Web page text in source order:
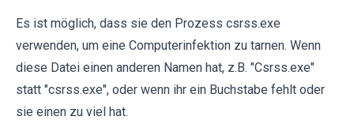
Es ist möglich, dass sie den Prozess csrss.exe
verwenden, um eine Computerinfektion zu tarnen. Wenn
diese Datei einen anderen Namen hat, z.B. "Csrss.exe"
statt "csrss.exe", oder wenn ihr ein Buchstabe fehlt oder
sie einen zu viel hat.